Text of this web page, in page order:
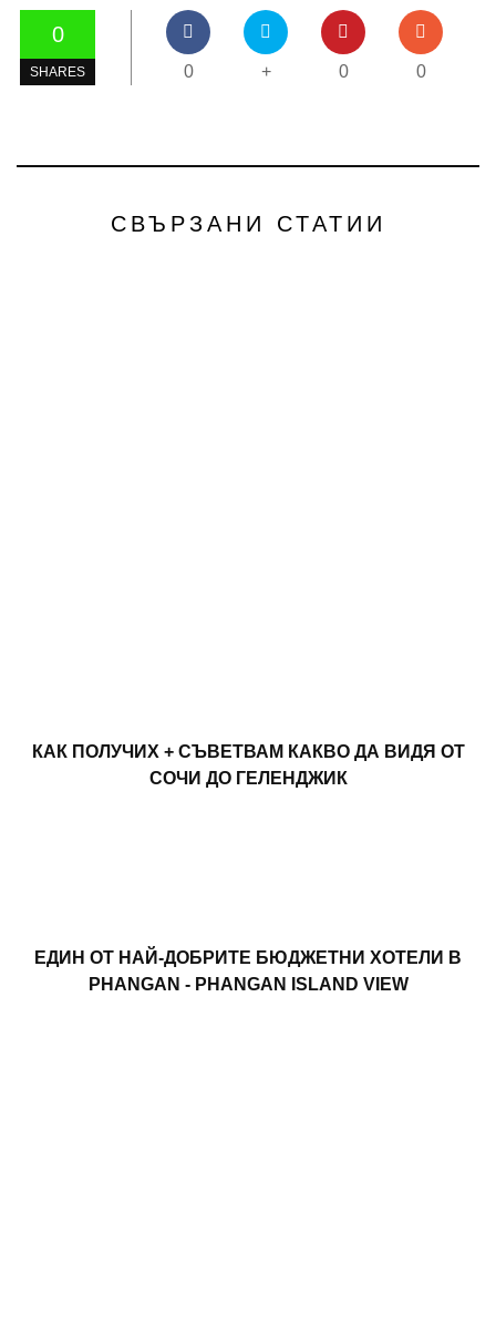
0
SHARES 0 + 0 0
СВЪРЗАНИ СТАТИИ
КАК ПОЛУЧИХ + СЪВЕТВАМ КАКВО ДА ВИДЯ ОТ
СОЧИ ДО ГЕЛЕНДЖИК
ЕДИН ОТ НАЙ-ДОБРИТЕ БЮДЖЕТНИ ХОТЕЛИ В
PHANGAN - PHANGAN ISLAND VIEW